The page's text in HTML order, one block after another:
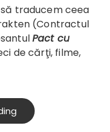
traducem ceea
(Contractul
Pact cu
de cărţi, filme,